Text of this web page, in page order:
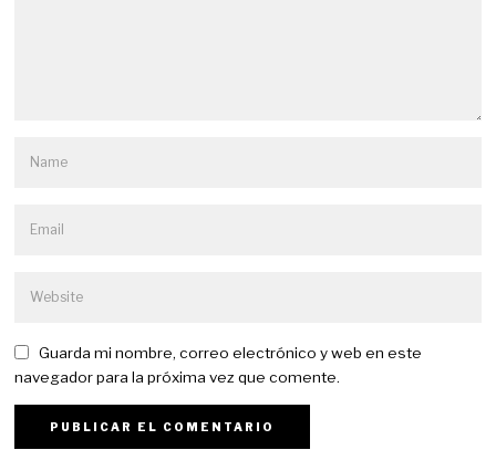
Guarda mi nombre, correo electrónico y web en este
navegador para la próxima vez que comente.